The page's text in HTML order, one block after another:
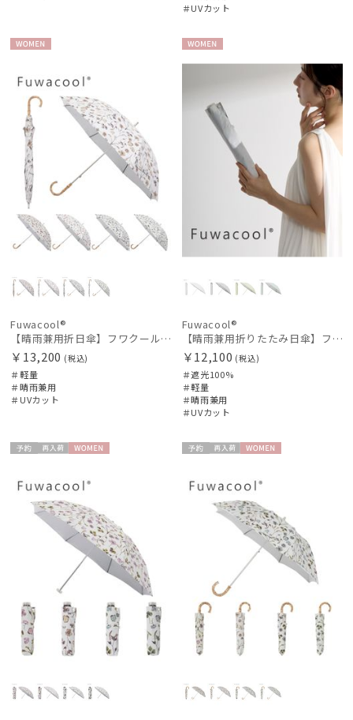
＃UVカット
N
Fuwacool®
【晴雨兼用折日傘】フワクール®ホワイト（Fuwacool® White）ボタニカル 遮光100% 遮熱 UV100%
￥13,200 (税込)
＃軽量
＃晴雨兼用
＃UVカット
Fuwacool®
【晴雨兼用折りたたみ日傘】フワクール®ホワイト（Fuwacool® White）グリッターリボン 遮光100 UV100
￥12,100 (税込)
＃遮光100%
＃軽量
＃晴雨兼用
＃UVカット